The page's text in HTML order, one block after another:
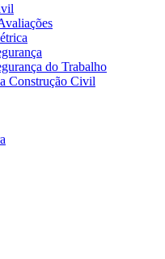
do Trabalho
Construção Civil